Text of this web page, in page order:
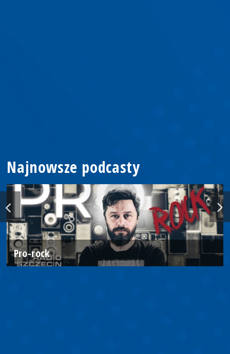
Najnowsze podcasty
Pro-rock